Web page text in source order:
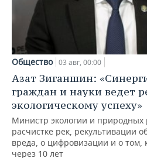
Общество 03 авг, 00:00
Азат Зиганшин:
граждан и науки ведет
экологическому успеху»
Министр экологии и природных
расчистке рек, рекультивации
вреда, о цифровизации и о том,
через 10 лет